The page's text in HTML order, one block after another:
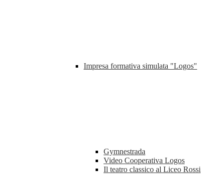
Impresa formativa simulata "Logos"
Gymnestrada
Video Cooperativa Logos
Il teatro classico al Liceo Rossi